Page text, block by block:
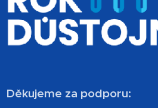
Děkujeme za podporu: